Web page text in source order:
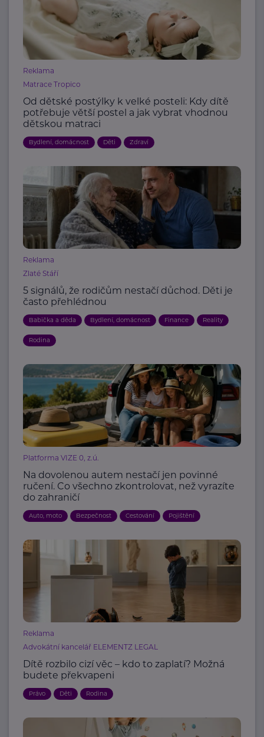
Reklama
Matrace Tropico
Od dětské postýlky k velké posteli: Kdy dítě
potřebuje větší postel a jak vybrat vhodnou
dětskou matraci
Bydlení, domácnost Děti Zdraví
Reklama
Zlaté Stáří
5 signálů, že rodičům nestačí důchod. Děti je
často přehlédnou
Babička a děda Bydlení, domácnost Finance Reality
Rodina
Platforma VIZE 0, z.ú.
Na dovolenou autem nestačí jen povinné
ručení. Co všechno zkontrolovat, než vyrazíte
do zahraničí
Auto, moto Bezpečnost Cestování Pojištění
Reklama
Advokátní kancelář ELEMENTZ LEGAL
Dítě rozbilo cizí věc – kdo to zaplatí? Možná
budete překvapeni
Právo Děti Rodina